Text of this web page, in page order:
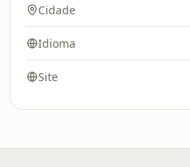
Cidade
Idioma
Site